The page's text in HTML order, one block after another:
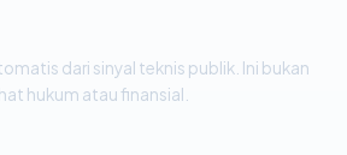
dari sinyal teknis publik. Ini bukan
hukum atau finansial.